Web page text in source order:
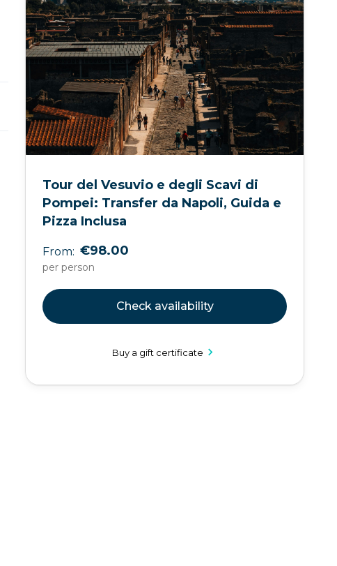
Tour del Vesuvio e degli Scavi di
Pompei: Transfer da Napoli, Guida e
Pizza Inclusa
From: €98.00
per person
Check availability
Buy a gift certificate